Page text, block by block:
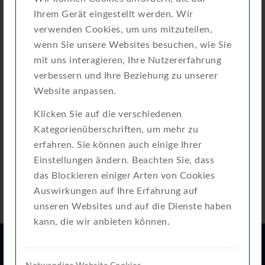
Ihrem Gerät eingestellt werden. Wir
verwenden Cookies, um uns mitzuteilen,
wenn Sie unsere Websites besuchen, wie Sie
mit uns interagieren, Ihre Nutzererfahrung
verbessern und Ihre Beziehung zu unserer
Website anpassen.
Klicken Sie auf die verschiedenen
Kategorienüberschriften, um mehr zu
erfahren. Sie können auch einige Ihrer
Einstellungen ändern. Beachten Sie, dass
das Blockieren einiger Arten von Cookies
Auswirkungen auf Ihre Erfahrung auf
unseren Websites und auf die Dienste haben
kann, die wir anbieten können.
[05]-20260722.pdf
Quick Installation Guide (en-
de-it-fr-es)-Inline 500-
81.0680.00.00
Download